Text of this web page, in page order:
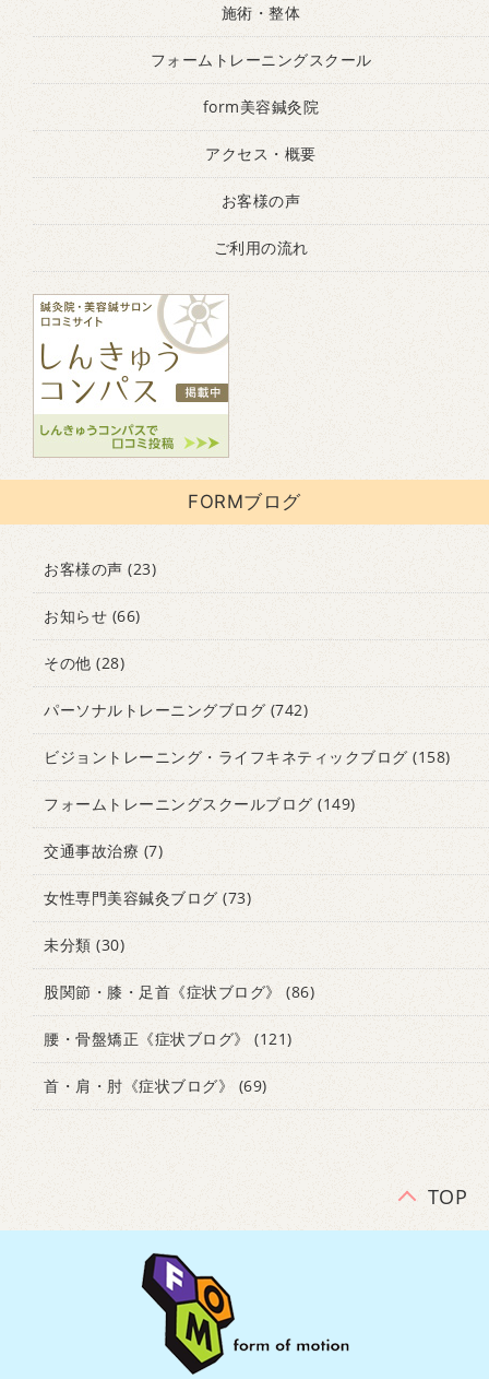
施術・整体
フォームトレーニングスクール
form美容鍼灸院
アクセス・概要
お客様の声
ご利用の流れ
FORMブログ
お客様の声 (23)
お知らせ (66)
その他 (28)
パーソナルトレーニングブログ(742)
ビジョントレーニング・ライフキネティックブログ(158)
フォームトレーニングスクールブログ (149)
交通事故治療 (7)
女性専門美容鍼灸ブログ (73)
未分類 (30)
股関節・膝・足首《症状ブログ》 (86)
腰・骨盤矯正《症状ブログ》 (121)
首・肩・肘《症状ブログ》 (69)
TOP